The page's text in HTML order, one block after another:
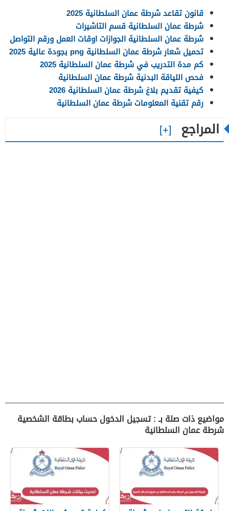
قانون تقاعد شرطة عمان السلطانية 2025
شرطة عمان السلطانية قسم التاشيرات
شرطة عمان السلطانية الجوازات اوقات العمل ورقم التواصل
تحميل شعار شرطة عمان السلطانية png بجودة عالية 2025
كم مدة التدريب في شرطة عمان السلطانية 2025
فحص اللياقة البدنية شرطة عمان السلطانية
كيفية تقديم بلاغ شرطة عمان السلطانية 2026
رقم تقنية المعلومات شرطة عمان السلطانية
المراجع
مواضيع ذات صلة بـ : تسجيل الدخول حساب بطاقة الشخصية
شرطة عمان السلطانية